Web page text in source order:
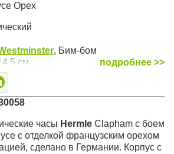
Орех
, Бим-бом
см
подробнее >>
часы Hermle Clapham с боем
с отделкой французским орехом
сделано в Германии. Корпус с